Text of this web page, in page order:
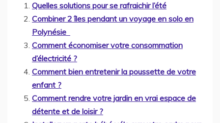
Quelles solutions pour se rafraichir l’été
Combiner 2 îles pendant un voyage en solo en
Polynésie
Comment économiser votre consommation
d’électricité ?
Comment bien entretenir la poussette de votre
enfant ?
Comment rendre votre jardin en vrai espace de
détente et de loisir ?